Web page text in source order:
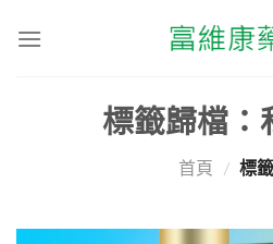
標籤歸檔：
首頁 / 標